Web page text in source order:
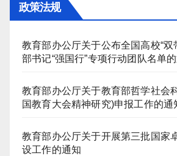
政策法规
教育部办公厅关于公布全国高校“双
部书记“强国行”专项行动团队名单
教育部办公厅关于教育部哲学社会
国教育大会精神研究)申报工作的通
教育部办公厅关于开展第三批国家
设工作的通知